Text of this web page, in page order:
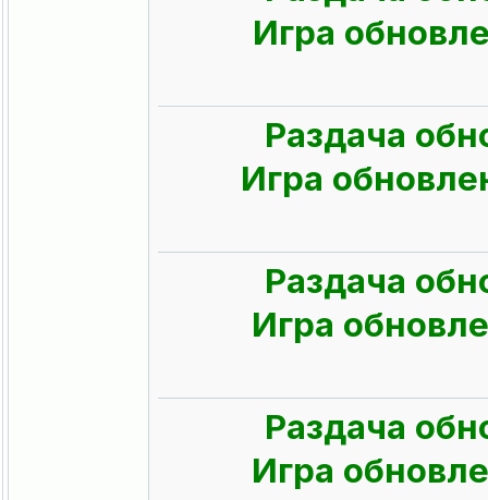
Игра
Раздача
Игра
Раздача
Игра
Раздача
Игра